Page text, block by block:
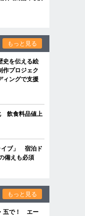
もっと見る
史を伝える絵
作プロジェク
ィングで支援
飲食料品値上
イブ」 宿泊ド
備えも必須
もっと見る
五で！ エー